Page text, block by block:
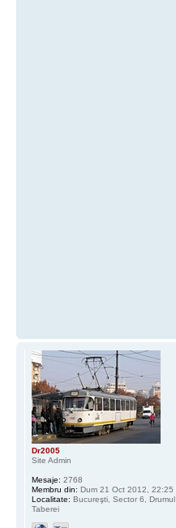
Dr2005
Site Admin
Mesaje: 2768
Membru din: Dum 21 Oct 2012, 22:25
Localitate: Bucureşti, Sector 6, Drumul
Taberei